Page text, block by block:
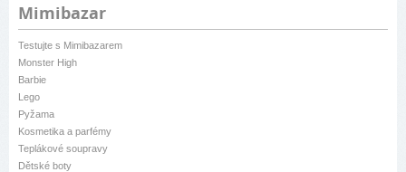
Mimibazar
Testujte s Mimibazarem
Monster High
Barbie
Lego
Pyžama
Kosmetika a parfémy
Teplákové soupravy
Dětské boty